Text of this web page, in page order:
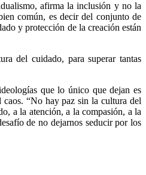
afirma la inclusión y no la
común, es decir del conjunto de
y protección de la creación están
del cuidado, para superar tantas
que lo único que dejan es
“No hay paz sin la cultura del
a la atención, a la compasión, a la
de no dejarnos seducir por los